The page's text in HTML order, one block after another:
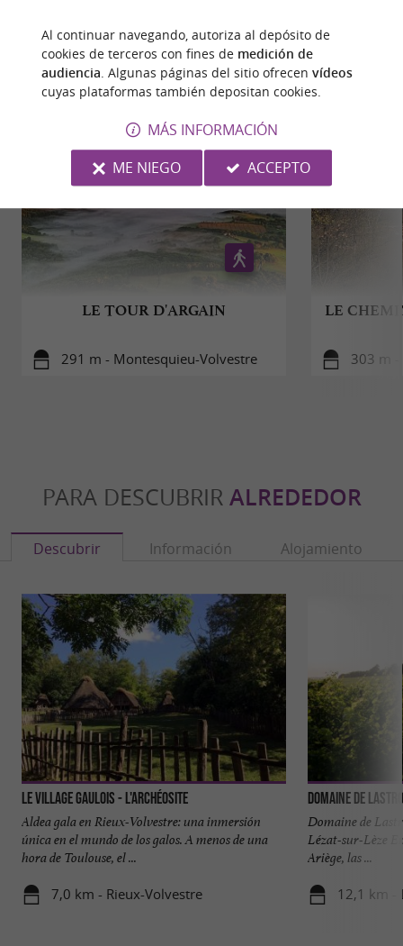
inolvidable, siendo cada comida una invitación
aldescubrimientoyal compartiren un
entornoúnico,abiertoysonriente.
¡Pizzas disponibles desde el jueves al mediodía
hasta el lunes por la noche y también en las
noches de partido!
Descargas:
flyer-la-brocante-de-l-olivier.pdf
CAMINATAALREDEDOR
LE TOUR D'ARGAIN
291 m - Montesquieu-Volvestre
LE
303 m
PARA DESCUBRIR ALREDEDOR
Descubrir Información Alojamiento
Le Village Gaulois - L'Archéosite
Aldea gala en Rieux-Volvestre: una inmersión
única en el mundo de los galos. A menos de una
hora de Toulouse, el ...
7,0 km - Rieux-Volvestre
Domaine de
Domaine de
Lézat-sur-Lèze
Ariège, las ...
12,1 km -
Al continuar navegando, autoriza al depósito de
cookies de terceros con fines de medición de
audiencia. Algunas páginas del sitio ofrecen vídeos
cuyas plataformas también depositan cookies.
MÁS INFORMACIÓN
ME NIEGO
ACCEPTO